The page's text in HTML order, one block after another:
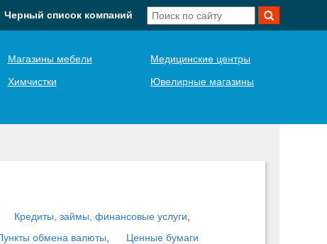
Черный список компаний
Магазины мебели
Медицинские центры
Химчистки Ювелирные магазины
Кредиты, займы, финансовые услуги
обмена валюты Ценные бумаги